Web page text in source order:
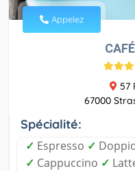
Appelez
57
67000
Spécialité:
✓ Espresso ✓
✓ Cappuccino ✓